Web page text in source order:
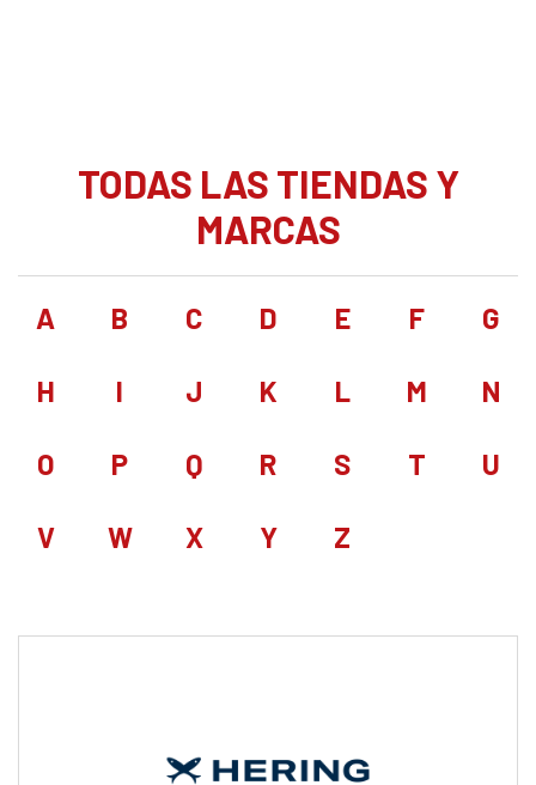
TODAS LAS TIENDAS Y
MARCAS
A B C D E F G
H I J K L M N
O P Q R S T U
V W X Y Z